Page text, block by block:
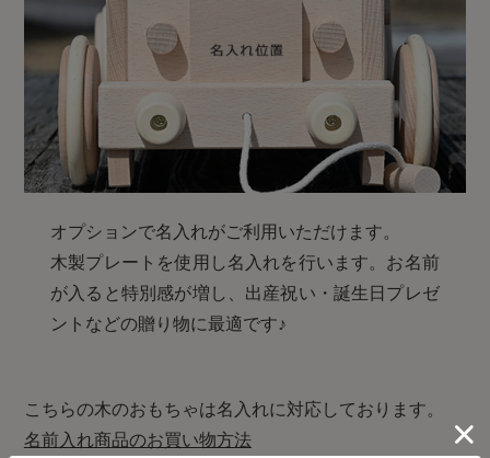
オプションで名入れがご利用いただけます。
木製プレートを使用し名入れを行います。お名前
が入ると特別感が増し、出産祝い・誕生日プレゼ
ントなどの贈り物に最適です♪
こちらの木のおもちゃは名入れに対応しております。
名前入れ商品のお買い物方法